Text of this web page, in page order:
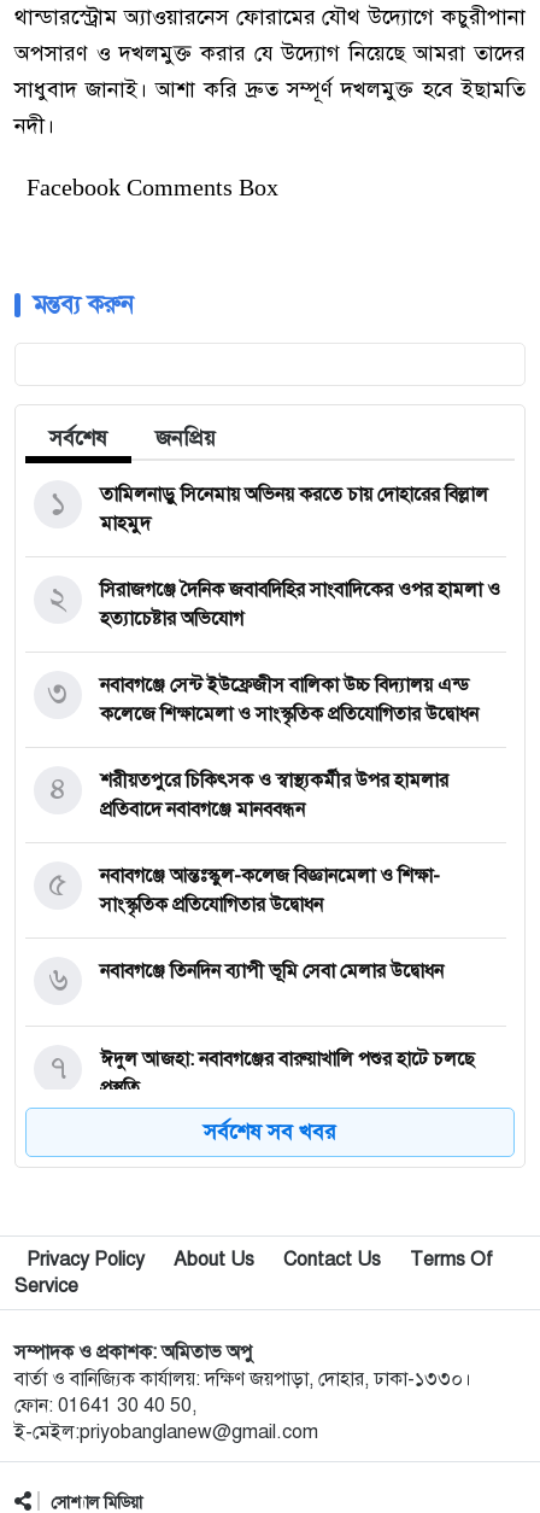
থান্ডারস্ট্রোম অ্যাওয়ারনেস ফোরামের যৌথ উদ্যোগে কচুরীপানা
অপসারণ ও দখলমুক্ত করার যে উদ্যোগ নিয়েছে আমরা তাদের
সাধুবাদ জানাই। আশা করি দ্রুত সম্পূর্ণ দখলমুক্ত হবে ইছামতি
নদী।
Facebook Comments Box
মন্তব্য করুন
সর্বশেষ জনপ্রিয়
তামিলনাড়ু সিনেমায় অভিনয় করতে চায় দোহারের বিল্লাল
মাহমুদ
১
সিরাজগঞ্জে দৈনিক জবাবদিহির সাংবাদিকের ওপর হামলা ও
হত্যাচেষ্টার অভিযোগ
২
নবাবগঞ্জে সেন্ট ইউফ্রেজীস বালিকা উচ্চ বিদ্যালয় এন্ড
কলেজে শিক্ষামেলা ও সাংস্কৃতিক প্রতিযোগিতার উদ্বোধন
৩
শরীয়তপুরে চিকিৎসক ও স্বাস্থ্যকর্মীর উপর হামলার
প্রতিবাদে নবাবগঞ্জে মানববন্ধন
৪
নবাবগঞ্জে আন্তঃস্কুল-কলেজ বিজ্ঞানমেলা ও শিক্ষা-
সাংস্কৃতিক প্রতিযোগিতার উদ্বোধন
৫
নবাবগঞ্জে তিনদিন ব্যাপী ভূমি সেবা মেলার উদ্বোধন
৬
ঈদুল আজহা: নবাবগঞ্জের বারুয়াখালি পশুর হাটে চলছে
প্রস্তুতি
৭
নবাবগঞ্জে পরিস্কার পরিচ্ছন্নতা অভিযানে এমপি
৮
পপুলার লাইফ ইন্স্যুরেন্স পিএলসির নবাবগঞ্জ অঞ্চলে বার্ষিক
সম্মেলন ও চেক হস্তান্তর
৯
আবু সাঈদ হত্যা মামলা: বেরোবি’র সাবেক ভিসি হাসিবুর
রশীদকে কারাগারে প্রেরণ
১০
দোহারের চৈতাবাতরে মাদকবিরোধী সভা অনুষ্ঠিত
১১
সর্বশেষ সব খবর
Privacy Policy About Us Contact Us
Terms Of
Service
সম্পাদক ও প্রকাশক: অমিতাভ অপু
বার্তা ও বানিজ্যিক কার্যালয়: দক্ষিণ জয়পাড়া, দোহার, ঢাকা-১৩৩০।
ফোন: 01641 30 40 50,
ই-মেইল:priyobanglanew@gmail.com
সোশ্যাল মিডিয়া